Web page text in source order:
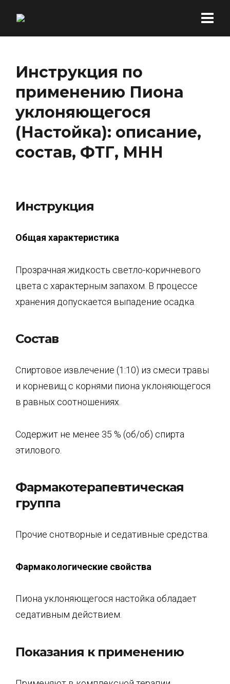
Инструкция по
применению Пиона
уклоняющегося
(Настойка): описание,
состав, ФТГ, МНН
Инструкция
Общая характеристика
Прозрачная жидкость светло-коричневого
цвета с характерным запахом. В процессе
хранения допускается выпадение осадка.
Состав
Спиртовое извлечение (1:10) из смеси травы
и корневищ с корнями пиона уклоняющегося
в равных соотношениях.
Содержит не менее 35 % (об/об) спирта
этилового.
Фармакотерапевтическая
группа
Прочие снотворные и седативные средства.
Фармакологические свойства
Пиона уклоняющегося настойка обладает
седативным действием.
Показания к применению